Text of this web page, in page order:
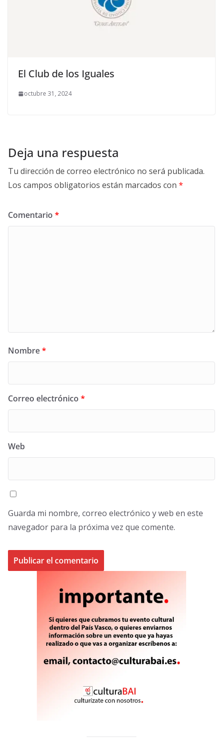
El Club de los Iguales
octubre 31, 2024
Deja una respuesta
Tu dirección de correo electrónico no será publicada.
Los campos obligatorios están marcados con *
Comentario *
Nombre*
Correo electrónico *
Web
Guarda mi nombre, correo electrónico y web en este
navegador para la próxima vez que comente.